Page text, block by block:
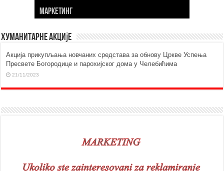
МАРKЕТИНГ
Хуманитарне акције
Aкција прикупљања новчаних средстава за обнову Цркве Успења
Пресвете Богородице и парохијског дома у Челебићима
21/11/2023